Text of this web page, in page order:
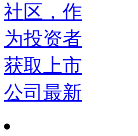
社区，作
为投资者
获取上市
公司最新